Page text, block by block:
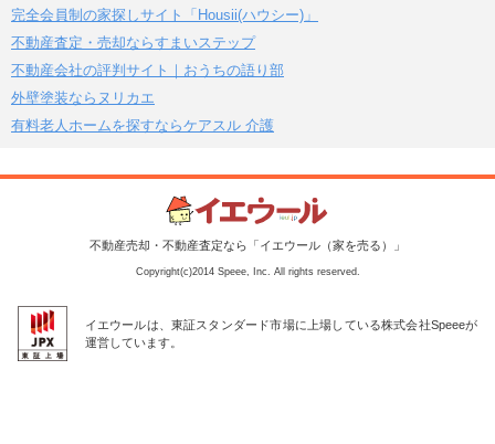
完全会員制の家探しサイト「Housii(ハウシー)」
不動産査定・売却ならすまいステップ
不動産会社の評判サイト｜おうちの語り部
外壁塗装ならヌリカエ
有料老人ホームを探すならケアスル 介護
不動産売却・不動産査定なら「イエウール（家を売る）」
Copyright(c)2014 Speee, Inc. All rights reserved.
イエウールは、東証スタンダード市場に上場している株式会社Speeeが
運営しています。